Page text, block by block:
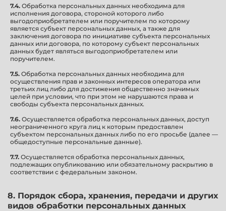
7.4. Обработка персональных данных необходима для
исполнения договора, стороной которого либо
выгодоприобретателем или поручителем по которому
является субъект персональных данных, а также для
заключения договора по инициативе субъекта персональных
данных или договора, по которому субъект персональных
данных будет являться выгодоприобретателем или
поручителем.
7.5. Обработка персональных данных необходима для
осуществления прав и законных интересов оператора или
третьих лиц либо для достижения общественно значимых
целей при условии, что при этом не нарушаются права и
свободы субъекта персональных данных.
7.6. Осуществляется обработка персональных данных, доступ
неограниченного круга лиц к которым предоставлен
субъектом персональных данных либо по его просьбе (далее —
общедоступные персональные данные).
7.7. Осуществляется обработка персональных данных,
подлежащих опубликованию или обязательному раскрытию в
соответствии с федеральным законом.
8. Порядок сбора, хранения, передачи и других
видов обработки персональных данных